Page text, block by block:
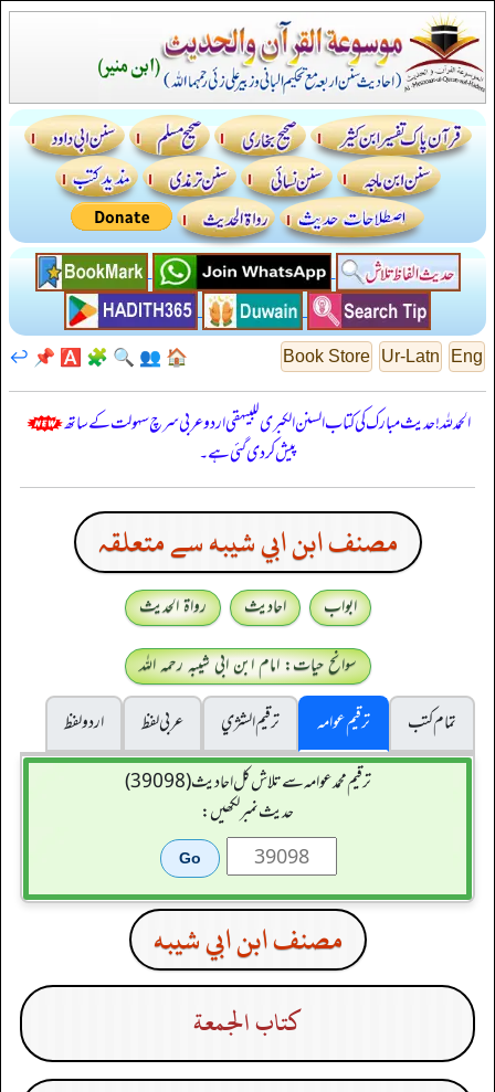
Eng
Ur-Latn
Book Store
🏠
👥
🔍
🧩
🅰️
📌
↩️
الحمدللہ! حدیث مبارک کی کتاب السنن الكبرى للبيهقي اردو عربی سرچ سہولت کے ساتھ
پیش کر دی گئی ہے۔
مصنف ابن ابي شيبه سے متعلقہ
ابواب احادیث
رواۃ الحدیث
سوانح حیات: امام ابن ابی شیبہ رحمہ اللہ
تمام کتب
ترقیم عوامہ ترقيم الشژي عربی لفظ
اردو لفظ
ترقیم محمدعوامہ سے تلاش کل احادیث (39098)
حدیث نمبر لکھیں:
مصنف ابن ابي شيبه
كتاب الجمعة